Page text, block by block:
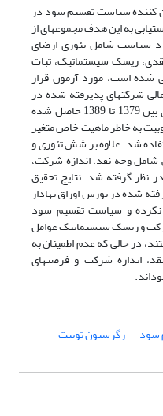
کننده سیاست تقسیم سود در
به این هدف مجموعه­ای از
سیاست شامل تئوری ارضای
ریسک سیستماتیک، ثبات
شده است، مورد آزمون قرار
شرکت­های پذیرفته شده در
بورس اوراق بهادار تهران برای سال­های بین 1379 تا 1389 حاصل شده
به خاطر ماهیت خاص متغیر
شد. علاوه بر شش تئوری و
شامل وجه نقد، اندازه شرکت،
نظر گرفته شد. نتایج تحقیق
شده در بورس اوراق بهادار
نکرده و سیاست تقسیم سود
و ریسک سیستماتیک عوامل
در حالی که عدم اطمینان به
اندازه شرکت و فرصت­های
سود رگرسیون توبیت